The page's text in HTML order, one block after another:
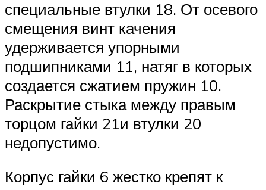
специальные втулки 18. От осевого
смещения винт качения
удерживается упорными
подшипниками 11, натяг в которых
создается сжатием пружин 10.
Раскрытие стыка между правым
торцом гайки 21и втулки 20
недопустимо.
Корпус гайки 6 жестко крепят к